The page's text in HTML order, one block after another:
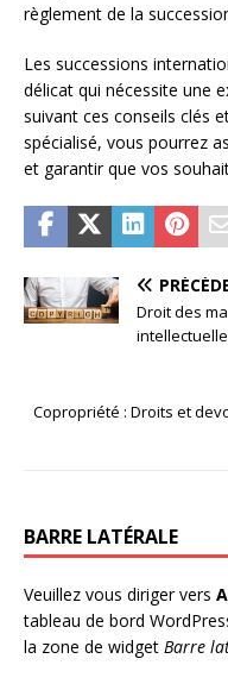
règlement de la
Les successions
délicat qui nécessite une
suivant ces conseils clés
spécialisé, vous pourrez
et garantir que vos
Droit des
Copropriété : Droits et
BARRE LATÉRALE
Veuillez vous diriger vers
tableau de bord
la zone de widget Barre